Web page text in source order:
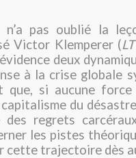
n’a pas oublié la
Victor Klemperer (
deux
à la crise globale
que, si aucune
du
regrets
les pistes
cette trajectoire dès